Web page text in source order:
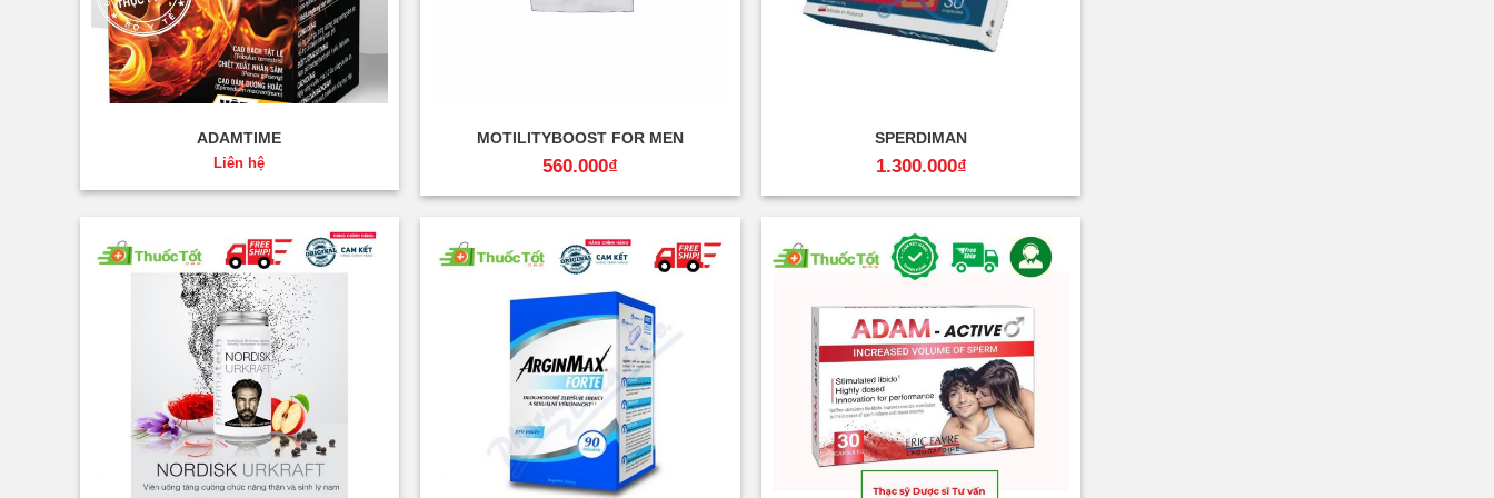
+
ADAMTIME
Liên hệ
MOTILITYBOOST FOR MEN
560.000₫
SPERDIMAN
1.300.000₫